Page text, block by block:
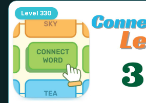
Level 330